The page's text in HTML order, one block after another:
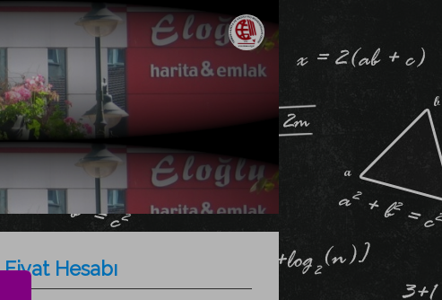
Fiyat Hesabı